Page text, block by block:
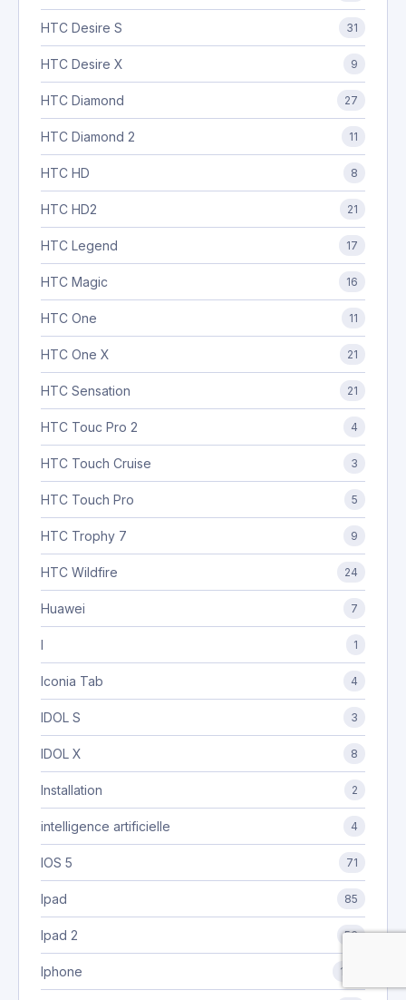
HTC Desire S 31
HTC Desire X 9
HTC Diamond 27
HTC Diamond 2 11
HTC HD 8
HTC HD2 21
HTC Legend 17
HTC Magic 16
HTC One 11
HTC One X 21
HTC Sensation 21
HTC Touc Pro 2 4
HTC Touch Cruise 3
HTC Touch Pro 5
HTC Trophy 7 9
HTC Wildfire 24
Huawei 7
I 1
Iconia Tab 4
IDOL S 3
IDOL X 8
Installation 2
intelligence artificielle 4
IOS 5 71
Ipad 85
Ipad 2 56
Iphone 157